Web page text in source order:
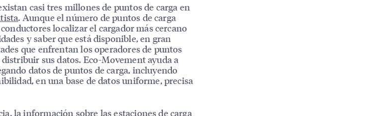
casi tres millones de puntos de carga en
. Aunque el número de puntos de carga
localizar el cargador más cercano
y saber que está disponible, en gran
que enfrentan los operadores de puntos
sus datos. Eco-Movement ayuda a
datos de puntos de carga, incluyendo
en una base de datos uniforme, precisa
la información sobre lasestaciones de carga